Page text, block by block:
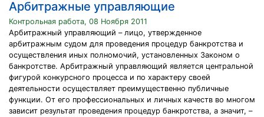
Арбитражные управляющие
Контрольная работа, 08 Ноября 2011
Арбитражный управляющий – лицо, утвержденное
арбитражным судом для проведения процедур банкротства и
осуществления иных полномочий, установленных Законом о
банкротстве. Арбитражный управляющий является центральной
фигурой конкурсного процесса и по характеру своей
деятельности осуществляет преимущественно публичные
функции. От его профессиональных и личных качеств во многом
зависит результат проведения процедур банкротства, а значит, –